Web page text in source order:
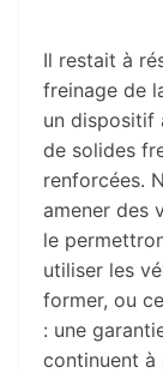
Il restait à
freinage de
un dispositif
de solides
renforcées.
amener des
le
utiliser les
former, ou
: une
continuent à